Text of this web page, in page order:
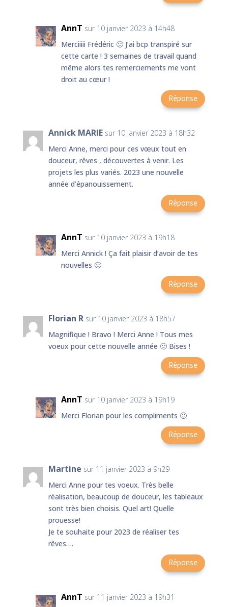
AnnT sur 10 janvier 2023 à 14h48
Merciiiii Frédéric 🙂 J’ai bcp transpiré sur
cette carte ! 3 semaines de travail quand
même alors tes remerciements me vont
droit au cœur !
Réponse
Annick MARIE sur 10 janvier 2023 à 18h32
Merci Anne, merci pour ces vœux tout en
douceur, rêves , découvertes à venir. Les
projets les plus variés. 2023 une nouvelle
année d’épanouissement.
Réponse
AnnT sur 10 janvier 2023 à 19h18
Merci Annick ! Ça fait plaisir d’avoir de tes
nouvelles 🙂
Réponse
Florian R sur 10 janvier 2023 à 18h57
Magnifique ! Bravo ! Merci Anne ! Tous mes
voeux pour cette nouvelle année 🙂 Bises !
Réponse
AnnT sur 10 janvier 2023 à 19h19
Merci Florian pour les compliments 🙂
Réponse
Martine sur 11 janvier 2023 à 9h29
Merci Anne pour tes voeux. Très belle
réalisation, beaucoup de douceur, les tableaux
sont très bien choisis. Quel art! Quelle
prouesse!
Je te souhaite pour 2023 de réaliser tes
rêves….
Réponse
AnnT sur 11 janvier 2023 à 19h31